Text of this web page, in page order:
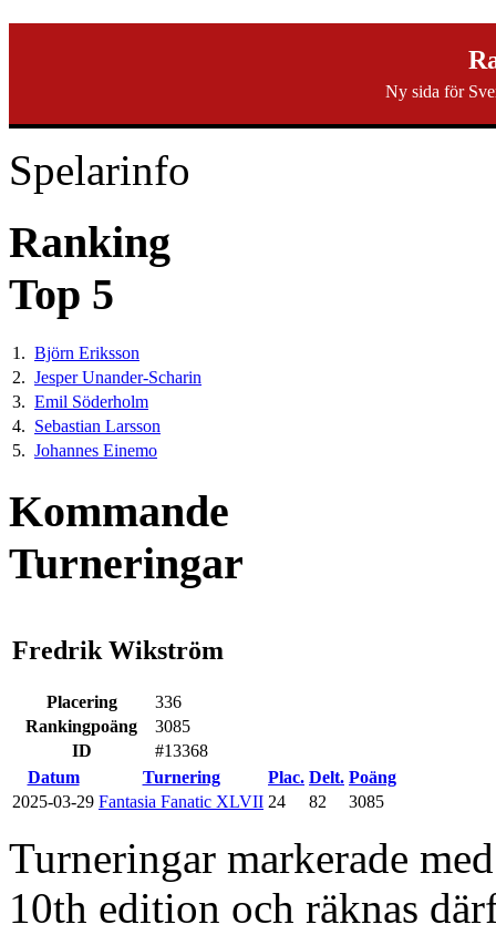
Ny sida för
Spelarinfo
Ranking
Top 5
1. Björn Eriksson
2. Jesper Unander-Scharin
3. Emil Söderholm
4. Sebastian Larsson
5. Johannes Einemo
Kommande
Turneringar
Fredrik Wikström
Placering
336
Rankingpoäng
3085
ID
#13368
Datum
Turnering Plac. Delt. Poäng
2025-03-29 Fantasia Fanatic XLVII 24 82 3085
Turneringar markerade
10th edition och räknas